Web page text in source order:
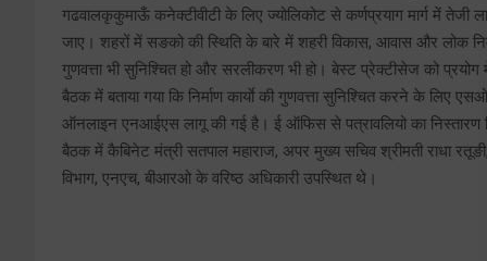
गढवालकृकुमाऊँ कनेक्टीवीटी के लिए ज्योलिकोट से कर्णप्रयाग मार्ग में तेजी
जाए। शहरों में सङको की स्थिति के बारे में शहरी विकास, आवास और लोक
गुणवत्ता भी सुनिश्चित हो और सरलीकरण भी हो। बेस्ट प्रेक्टीसेज को प्रयोग में
बैठक में बताया गया कि निर्माण कार्याे की गुणवत्ता सुनिश्चित करने के लिए
ऑनलाइन एनआईएस लागू की गई है। ई ऑफिस से पत्रावलियो का निस्तारण
बैठक में कैबिनेट मंत्री सतपाल महाराज, अपर मुख्य सचिव श्रीमती राधा
विभाग, एनएच, बीआरओ के वरिष्ठ अधिकारी उपस्थित थे।